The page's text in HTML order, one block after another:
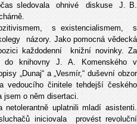
sledovala ohnivé diskuse J. B.
s existencialismem, s
názory. Jako pomocná vědecká
každodenní knižní novinky. Za
knihovny J. A. Komenského v
„Dunaj“ a „Vesmír,“ duševní obzor
činitele tehdejší českého
o něm disertaci.
uplatnili mladí asistenti.
iniciovala provést revoluční